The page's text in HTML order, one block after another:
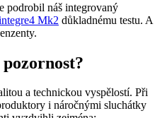
podrobil náš integrovaný
Mk2 důkladnému testu. A
a technickou vyspělostí. Při
i náročnými sluchátky